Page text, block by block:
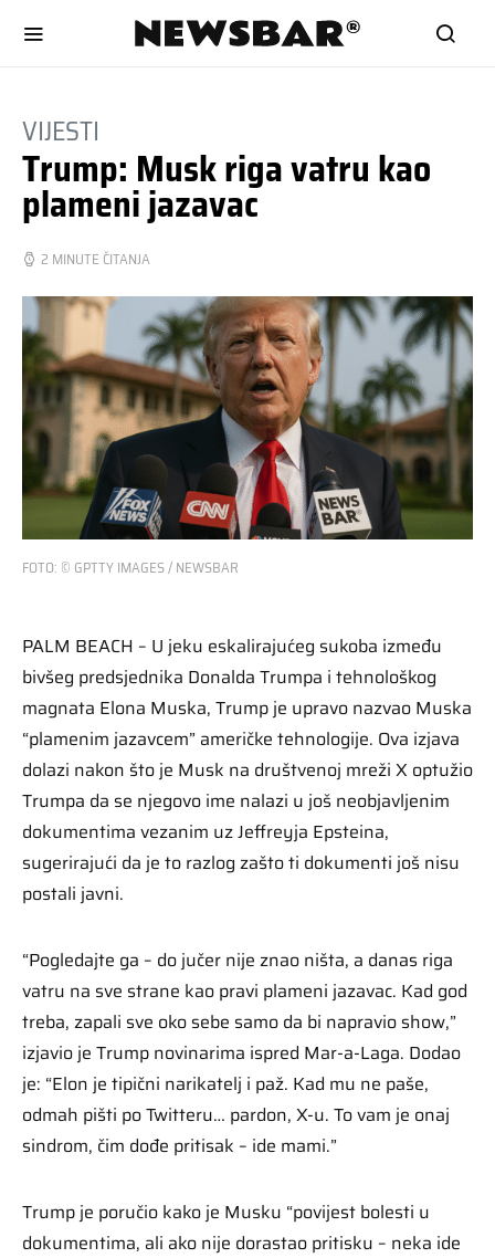
VIJESTI
Trump: Musk riga vatru kao
plameni jazavac
2 MINUTE ČITANJA
FOTO: © GPTTY IMAGES / NEWSBAR
PALM BEACH – U jeku eskalirajućeg sukoba između
bivšeg predsjednika Donalda Trumpa i tehnološkog
magnata Elona Muska, Trump je upravo nazvao Muska
“plamenim jazavcem” američke tehnologije. Ova izjava
dolazi nakon što je Musk na društvenoj mreži X optužio
Trumpa da se njegovo ime nalazi u još neobjavljenim
dokumentima vezanim uz Jeffreyja Epsteina,
sugerirajući da je to razlog zašto ti dokumenti još nisu
postali javni.
“Pogledajte ga – do jučer nije znao ništa, a danas riga
vatru na sve strane kao pravi plameni jazavac. Kad god
treba, zapali sve oko sebe samo da bi napravio show,”
izjavio je Trump novinarima ispred Mar-a-Laga. Dodao
je: “Elon je tipični narikatelj i paž. Kad mu ne paše,
odmah pišti po Twitteru… pardon, X-u. To vam je onaj
sindrom, čim dođe pritisak – ide mami.”
Trump je poručio kako je Musku “povijest bolesti u
dokumentima, ali ako nije dorastao pritisku – neka ide